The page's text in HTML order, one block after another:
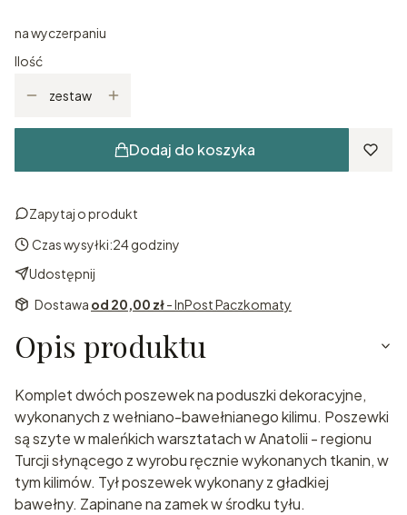
na wyczerpaniu
Ilość
zestaw
Dodaj do koszyka
Zapytaj o produkt
Czas wysyłki:24 godziny
Udostępnij
Dostawa od 20,00 zł- InPost Paczkomaty
Opis produktu
Komplet dwóch poszewek na poduszki dekoracyjne,
wykonanych z wełniano-bawełnianego kilimu. Poszewki
są szyte w maleńkich warsztatach w Anatolii - regionu
Turcji słynącego z wyrobu ręcznie wykonanych tkanin, w
tym kilimów. Tył poszewek wykonany z gładkiej
bawełny. Zapinane na zamek w środku tyłu.